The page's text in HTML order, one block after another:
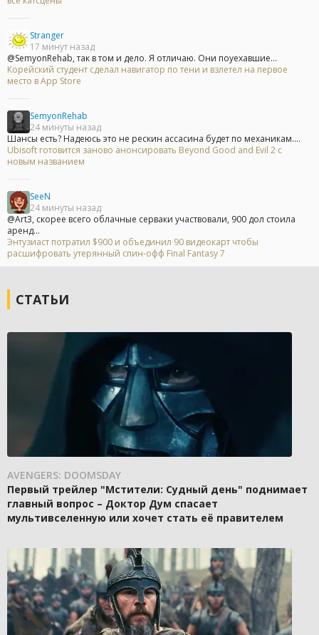
Stranger
17 минут назад
@SemyonRehab, так в том и дело. Я отличаю. Они поуехавшие...
Корейский студент сделал навигатор по тени и взлетел на первое
место в App Store
SemyonRehab
24 минуты назад
Шансы есть? Надеюсь это не рескин ассасина будет по механикам....
Ubisoft готовится заново анонсировать Beyond Good and Evil 2 с
новым названием
SeeN
24 минуты назад
@Art3, скорее всего облачные серваки участвовали, 900 дол стоила
аренд...
Энтузиаст потратил $900 и объединил 90 видеокарт чтобы
расшифровать утерянный спин-офф Final Fantasy 7
СТАТЬИ
AVENGERS: DOOMSDAY
Первый трейлер "Мстители: Судный день" поднимает
главный вопрос – Доктор Дум спасает
мультивселенную или хочет стать её правителем